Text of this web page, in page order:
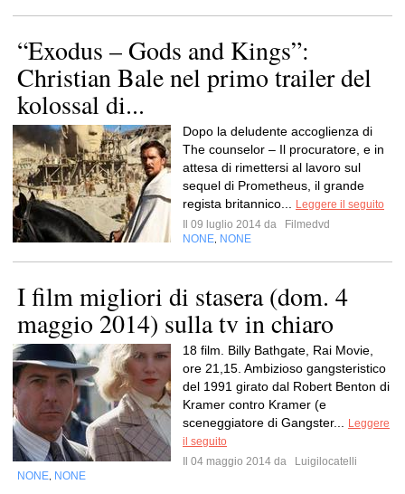
“Exodus – Gods and Kings”:
Christian Bale nel primo trailer del
kolossal di...
Dopo la deludente accoglienza di
The counselor – Il procuratore, e in
attesa di rimettersi al lavoro sul
sequel di Prometheus, il grande
regista britannico...
Leggere il seguito
Il 09 luglio 2014 da
Filmedvd
NONE NONE
I film migliori di stasera (dom. 4
maggio 2014) sulla tv in chiaro
18 film. Billy Bathgate, Rai Movie,
ore 21,15. Ambizioso gangsteristico
del 1991 girato dal Robert Benton di
Kramer contro Kramer (e
sceneggiatore di Gangster...
Leggere
il seguito
Il 04 maggio 2014 da
Luigilocatelli
NONE NONE